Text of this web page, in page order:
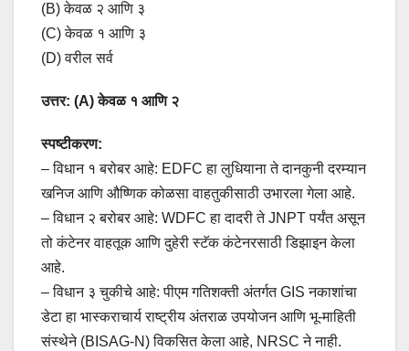
(B) केवळ २ आणि ३
(C) केवळ १ आणि ३
(D) वरील सर्व
उत्तर: (A) केवळ १ आणि २
स्पष्टीकरण:
– विधान १ बरोबर आहे: EDFC हा लुधियाना ते दानकुनी दरम्यान
खनिज आणि औष्णिक कोळसा वाहतुकीसाठी उभारला गेला आहे.
– विधान २ बरोबर आहे: WDFC हा दादरी ते JNPT पर्यंत असून
तो कंटेनर वाहतूक आणि दुहेरी स्टॅक कंटेनरसाठी डिझाइन केला
आहे.
– विधान ३ चुकीचे आहे: पीएम गतिशक्ती अंतर्गत GIS नकाशांचा
डेटा हा भास्कराचार्य राष्ट्रीय अंतराळ उपयोजन आणि भू-माहिती
संस्थेने (BISAG-N) विकसित केला आहे, NRSC ने नाही.